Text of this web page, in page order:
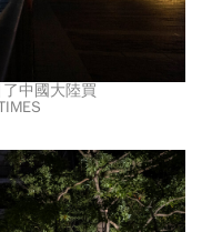
中國大陸買